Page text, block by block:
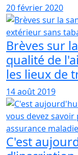
20 février 2020
Brèves sur
qualité de
les lieux de
14 août 2019
C'est